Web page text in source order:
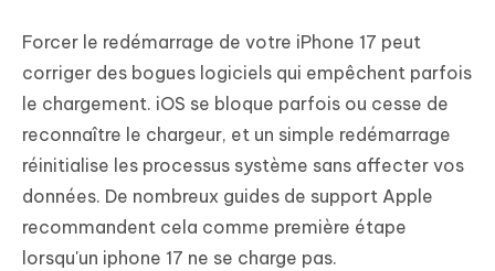
Forcer le redémarrage de votre iPhone 17 peut
corriger des bogues logiciels qui empêchent parfois
le chargement. iOS se bloque parfois ou cesse de
reconnaître le chargeur, et un simple redémarrage
réinitialise les processus système sans affecter vos
données. De nombreux guides de support Apple
recommandent cela comme première étape
lorsqu'un iphone 17 ne se charge pas.